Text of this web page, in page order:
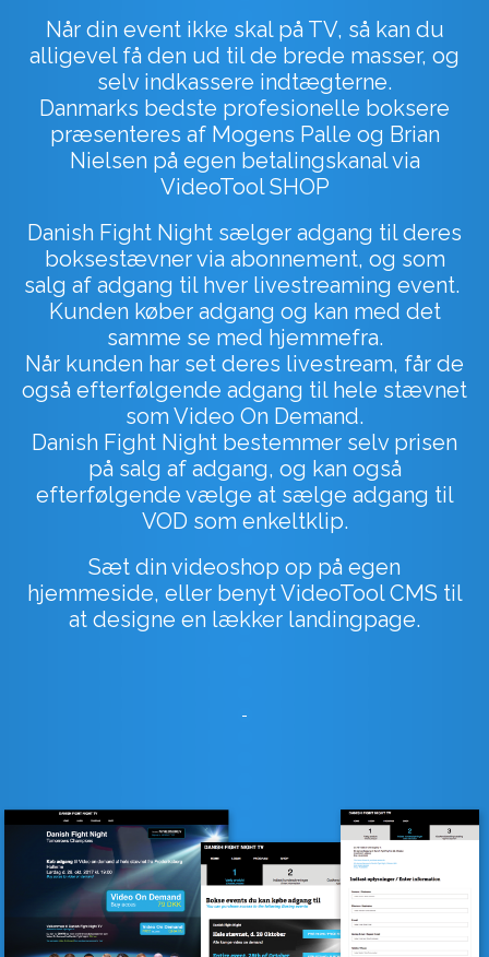
Når din event ikke skal på TV, så kan du
alligevel få den ud til de brede masser, og
selv indkassere indtægterne.
Danmarks bedste profesionelle boksere
præsenteres af Mogens Palle og Brian
Nielsen på egen betalingskanal via
VideoTool SHOP
Danish Fight Night sælger adgang til deres
boksestævner via abonnement, og som
salg af adgang til hver livestreaming event.
Kunden køber adgang og kan med det
samme se med hjemmefra.
Når kunden har set deres livestream, får de
også efterfølgende adgang til hele stævnet
som Video On Demand.
Danish Fight Night bestemmer selv prisen
på salg af adgang, og kan også
efterfølgende vælge at sælge adgang til
VOD som enkeltklip.
Sæt din videoshop op på egen
hjemmeside, eller benyt VideoTool CMS til
at designe en lækker landingpage.